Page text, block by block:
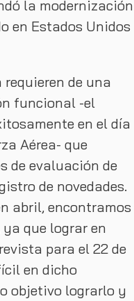
la modernización
en Estados Unidos
de una
funcional -el
en el día
Aérea- que
de evaluación de
de novedades.
abril, encontramos
que lograr en
para el 22 de
en dicho
objetivo lograrlo y